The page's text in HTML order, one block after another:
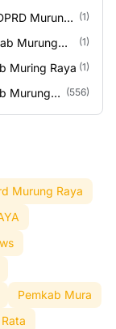
Murung
(1)
Murung
(1)
Muring Raya (1)
Murung
(556)
Murung Raya
Pemkab Mura